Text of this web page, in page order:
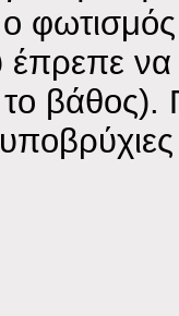
ο
να
βάθος).